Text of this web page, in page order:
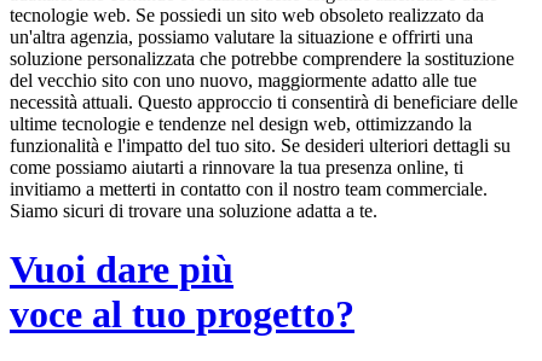
tecnologie web. Se possiedi un sito web obsoleto realizzato da
un'altra agenzia, possiamo valutare la situazione e offrirti una
soluzione personalizzata che potrebbe comprendere la sostituzione
del vecchio sito con uno nuovo, maggiormente adatto alle tue
necessità attuali. Questo approccio ti consentirà di beneficiare delle
ultime tecnologie e tendenze nel design web, ottimizzando la
funzionalità e l'impatto del tuo sito. Se desideri ulteriori dettagli su
come possiamo aiutarti a rinnovare la tua presenza online, ti
invitiamo a metterti in contatto con il nostro team commerciale.
Siamo sicuri di trovare una soluzione adatta a te.
Vuoi dare più
voce al tuo progetto?